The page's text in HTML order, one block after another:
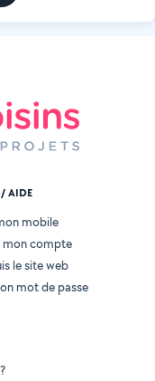
/ AIDE
mobile
mon compte
le site web
mot de passe